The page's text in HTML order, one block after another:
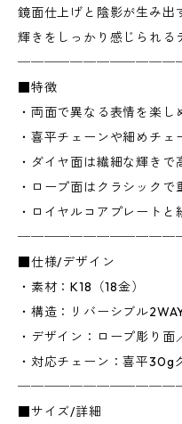
鏡面仕上げと陰影が生み出
輝きをしっかり感じられる
■特徴
・両面で異なる表情を楽
・喜平チェーンや細めチ
・ダイヤ面は繊細な輝きで
・ロープ面はクラシックで
・ロイヤルコアプレートと
■仕様/デザイン
・素材：K18（18金）
・構造：リバーシブル
・デザイン：ロープ彫り
・対応チェーン：喜平30g
■サイズ/詳細